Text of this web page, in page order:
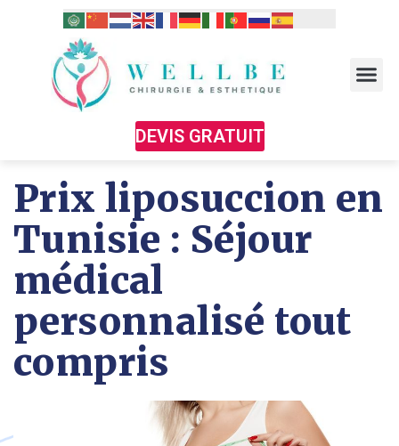
DEVIS GRATUIT
Prix liposuccion en
Tunisie : Séjour
médical
personnalisé tout
compris